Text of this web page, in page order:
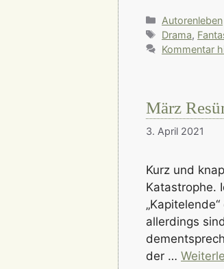
Kategorien
Autorenleben
Schlagwörter
Drama,
Kommentar
März
3. April 2021
Kurz und
Katastrophe.
allerdings
der …